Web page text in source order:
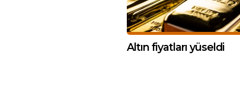
Altın fiyatları yüseldi